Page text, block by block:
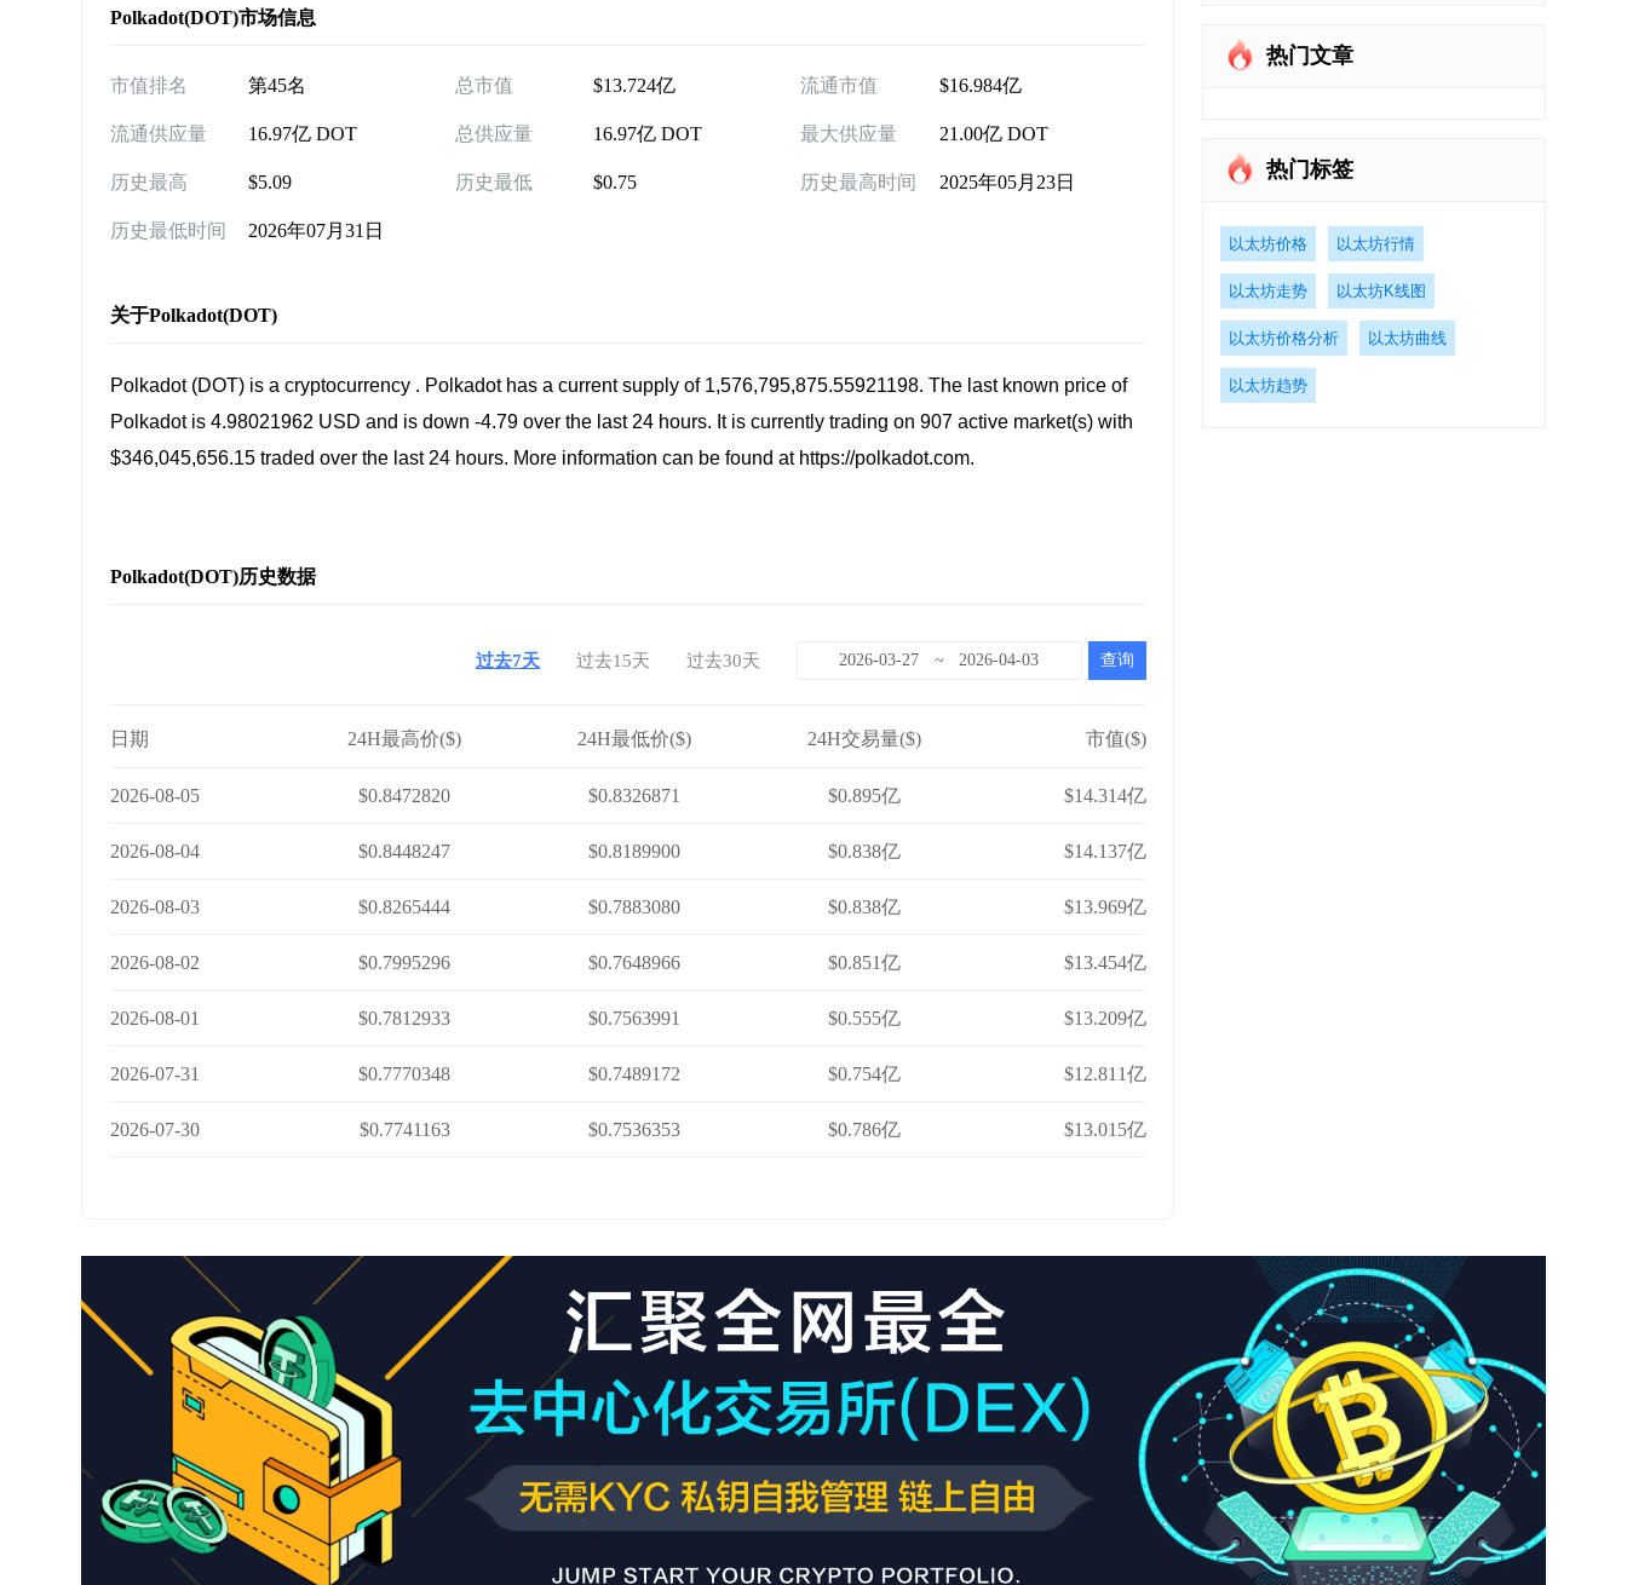
Polkadot(DOT)市场信息
市值排名 第45名 总市值 $13.724亿 流通市值 $16.984亿
流通供应量 16.97亿 DOT 总供应量 16.97亿 DOT 最大供应量 21.00亿 DOT
历史最高 $5.09 历史最低 $0.75 历史最高时间 2025年05月23日
历史最低时间 2026年07月31日
关于Polkadot(DOT)
Polkadot (DOT) is a cryptocurrency . Polkadot has a current supply of 1,576,795,875.55921198. The last known price of
Polkadot is 4.98021962 USD and is down -4.79 over the last 24 hours. It is currently trading on 907 active market(s) with
$346,045,656.15 traded over the last 24 hours. More information can be found at https://polkadot.com.
Polkadot(DOT)历史数据
~
过去30天
过去15天
过去7天
日期 24H最高价($) 24H最低价($) 24H交易量($) 市值($)
2026-08-05 $0.8472820 $0.8326871 $0.895亿 $14.314亿
2026-08-04 $0.8448247 $0.8189900 $0.838亿 $14.137亿
2026-08-03 $0.8265444 $0.7883080 $0.838亿 $13.969亿
2026-08-02 $0.7995296 $0.7648966 $0.851亿 $13.454亿
2026-08-01 $0.7812933 $0.7563991 $0.555亿 $13.209亿
2026-07-31 $0.7770348 $0.7489172 $0.754亿 $12.811亿
2026-07-30 $0.7741163 $0.7536353 $0.786亿 $13.015亿
热门文章
热门标签
以太坊价格 以太坊行情
以太坊走势 以太坊K线图
以太坊价格分析 以太坊曲线
以太坊趋势